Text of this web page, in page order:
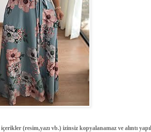
(resim,yazı vb.) izinsiz kopyalanamaz ve alıntı